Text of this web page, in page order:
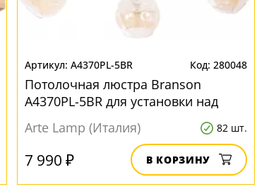
A4370PL-5BR 280048
Потолочная люстра Branson
A4370PL-5BR для установки над
Arte Lamp (Италия) 82 шт.
7 990 ₽ В КОРЗИНУ